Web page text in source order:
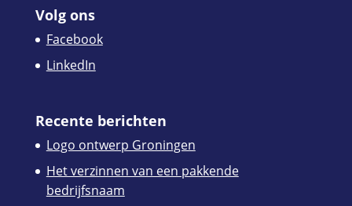
Volg ons
Facebook
LinkedIn
Recente berichten
Logo ontwerp Groningen
Het verzinnen van een pakkende
bedrijfsnaam